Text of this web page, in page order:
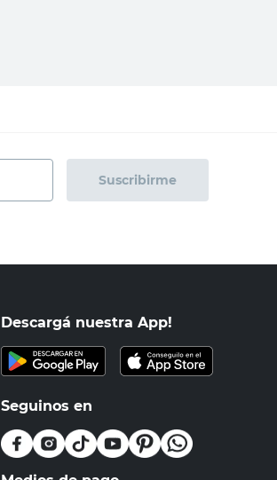
Suscribirme
Descargá nuestra App!
Seguinos en